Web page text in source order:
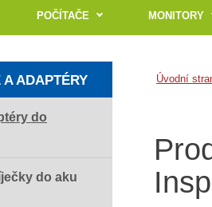
POČÍTAČE MONITORY
Úvodní
A ADAPTÉRY
do
do aku